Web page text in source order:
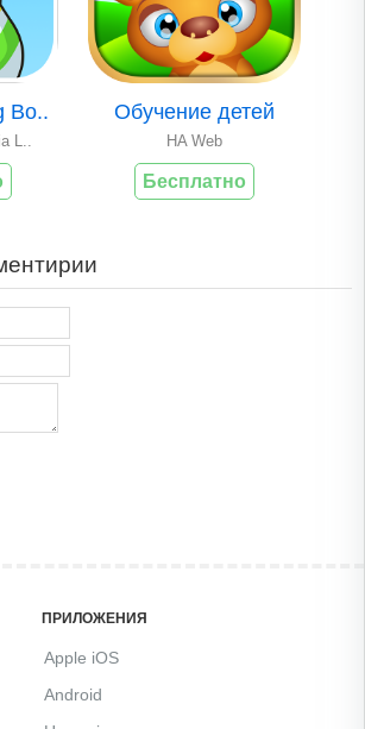
Bo..
L..
Обучение детей
HA Web
Бесплатно
ПРИЛОЖЕНИЯ
Apple iOS
Android